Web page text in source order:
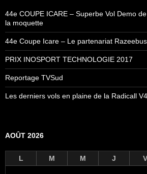
44e COUPE ICARE – Superbe Vol Demo
la moquette
44e Coupe Icare – Le partenariat
PRIX INOSPORT TECHNOLOGIE 2017
Reportage TVSud
Les derniers vols en plaine de la Radicall V4
AOÛT 2026
L M M J V